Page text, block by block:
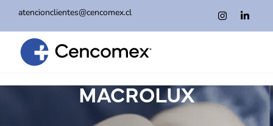
atencionclientes@cencomex.cl
MACROLUX